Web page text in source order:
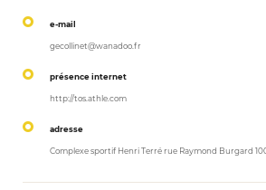
e-mail
gecollinet@wanadoo.fr
présence internet
http://tos.athle.com
adresse
Complexe sportif Henri Terré rue Raymond Burgard